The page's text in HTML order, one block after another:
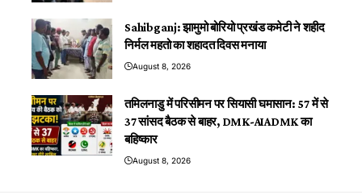
Sahibganj: झामुमो बोरियो प्रखंड कमेटी ने शहीद
निर्मल महतो का शहादत दिवस मनाया
August 8, 2026
तमिलनाडु में परिसीमन पर सियासी घमासान: 57 में से
37 सांसद बैठक से बाहर, DMK-AIADMK का
बहिष्कार
August 8, 2026